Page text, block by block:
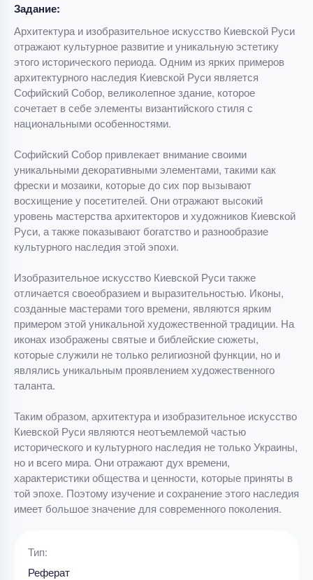
Задание:
Архитектура и изобразительное искусство Киевской Руси
отражают культурное развитие и уникальную эстетику
этого исторического периода. Одним из ярких примеров
архитектурного наследия Киевской Руси является
Софийский Собор, великолепное здание, которое
сочетает в себе элементы византийского стиля с
национальными особенностями.
Софийский Собор привлекает внимание своими
уникальными декоративными элементами, такими как
фрески и мозаики, которые до сих пор вызывают
восхищение у посетителей. Они отражают высокий
уровень мастерства архитекторов и художников Киевской
Руси, а также показывают богатство и разнообразие
культурного наследия этой эпохи.
Изобразительное искусство Киевской Руси также
отличается своеобразием и выразительностью. Иконы,
созданные мастерами того времени, являются ярким
примером этой уникальной художественной традиции. На
иконах изображены святые и библейские сюжеты,
которые служили не только религиозной функции, но и
являлись уникальным проявлением художественного
таланта.
Таким образом, архитектура и изобразительное искусство
Киевской Руси являются неотъемлемой частью
исторического и культурного наследия не только Украины,
но и всего мира. Они отражают дух времени,
характеристики общества и ценности, которые приняты в
той эпохе. Поэтому изучение и сохранение этого наследия
имеет большое значение для современного поколения.
Тип:
Реферат